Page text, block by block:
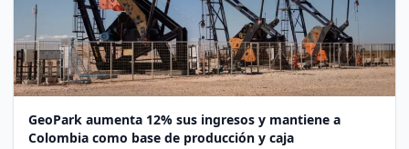
GeoPark aumenta 12% sus ingresos y mantiene a
Colombia como base de producción y caja